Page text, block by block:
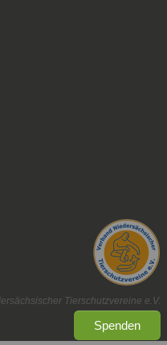
Tierschutzvereine e.V.
Spenden